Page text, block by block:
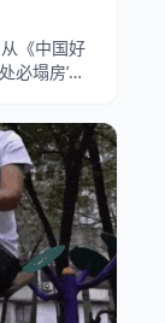
《中国好
必塌房’的